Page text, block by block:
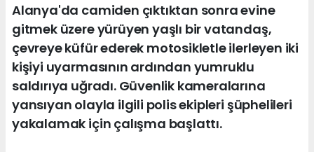
Alanya'da camiden çıktıktan sonra evine
gitmek üzere yürüyen yaşlı bir vatandaş,
çevreye küfür ederek motosikletle ilerleyen iki
kişiyi uyarmasının ardından yumruklu
saldırıya uğradı. Güvenlik kameralarına
yansıyan olayla ilgili polis ekipleri şüphelileri
yakalamak için çalışma başlattı.